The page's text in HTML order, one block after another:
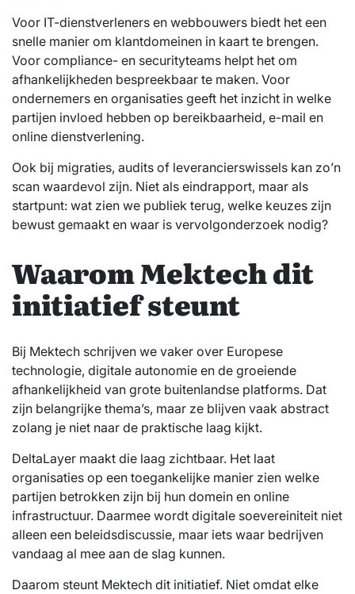
Voor IT-dienstverleners en webbouwers biedt het een
snelle manier om klantdomeinen in kaart te brengen.
Voor compliance- en securityteams helpt het om
afhankelijkheden bespreekbaar te maken. Voor
ondernemers en organisaties geeft het inzicht in welke
partijen invloed hebben op bereikbaarheid, e-mail en
online dienstverlening.
Ook bij migraties, audits of leverancierswissels kan zo’n
scan waardevol zijn. Niet als eindrapport, maar als
startpunt: wat zien we publiek terug, welke keuzes zijn
bewust gemaakt en waar is vervolgonderzoek nodig?
Waarom Mektech dit
initiatief steunt
Bij Mektech schrijven we vaker over Europese
technologie, digitale autonomie en de groeiende
afhankelijkheid van grote buitenlandse platforms. Dat
zijn belangrijke thema’s, maar ze blijven vaak abstract
zolang je niet naar de praktische laag kijkt.
DeltaLayer maakt die laag zichtbaar. Het laat
organisaties op een toegankelijke manier zien welke
partijen betrokken zijn bij hun domein en online
infrastructuur. Daarmee wordt digitale soevereiniteit niet
alleen een beleidsdiscussie, maar iets waar bedrijven
vandaag al mee aan de slag kunnen.
Daarom steunt Mektech dit initiatief. Niet omdat elke